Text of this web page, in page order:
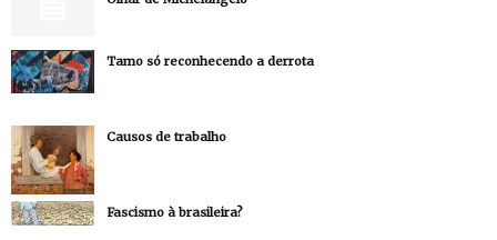
Tamo só reconhecendo a derrota
Causos de trabalho
Fascismo à brasileira?